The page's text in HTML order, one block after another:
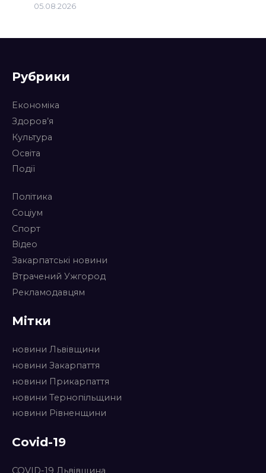
05.08.2026
Рубрики
Економіка
Здоров’я
Культура
Освіта
Події
Політика
Соціум
Спорт
Відео
Закарпатські новини
Втрачений Ужгород
Рекламодавцям
Мітки
новини Львівщини
новини Закарпаття
новини Прикарпаття
новини Тернопільщини
новини Рівненщини
Covid-19
COVID-19 Львівщина